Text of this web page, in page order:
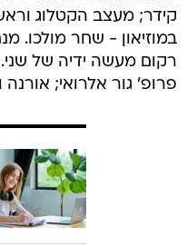
קידר; מעצב הקטלוג
במוזיאון - שחר מולכו.
רקום מעשה ידיה של
פרופ' גור אלרואי; אורנה